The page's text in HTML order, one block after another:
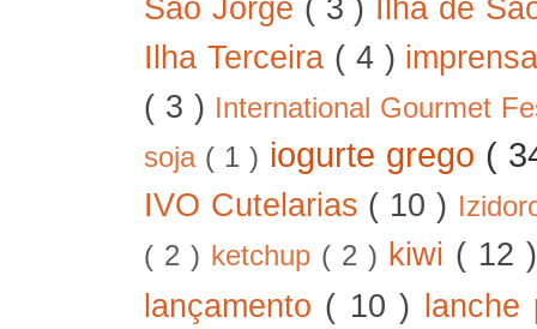
São Jorge ( 3 ) Ilha de
Ilha Terceira ( 4 )
( 3 ) International Gourmet
soja ( 1 ) iogurte grego (
IVO Cutelarias ( 10 )
( 2 ) ketchup ( 2 ) kiwi ( 12
lançamento ( 10 )